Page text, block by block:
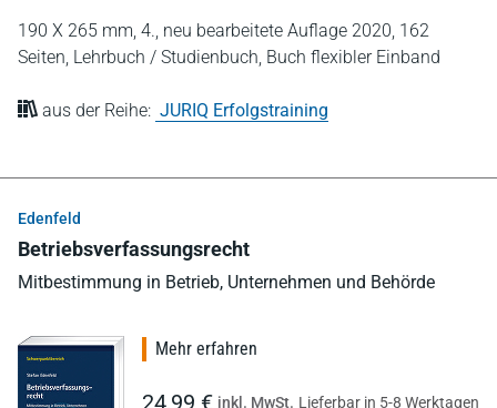
190 X 265 mm, 4., neu bearbeitete Auflage 2020, 162
Seiten, Lehrbuch / Studienbuch, Buch flexibler Einband
aus der Reihe: JURIQ Erfolgstraining
Edenfeld
Betriebsverfassungsrecht
Mitbestimmung in Betrieb, Unternehmen und Behörde
Mehr erfahren
24,99 € inkl. MwSt. Lieferbar in 5-8 Werktagen